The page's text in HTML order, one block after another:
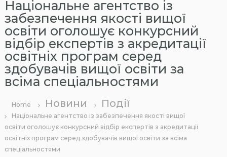
n
e
n
і
п
р
о
с
и
й
І
Національне агентство із
забезпечення якості вищої
освіти оголошує конкурсний
відбір експертів з акредитації
освітніх програм серед
здобувачів вищої освіти за
всіма спеціальностями
Home Новини Події
Національне агентство із забезпечення якості вищої
освіти оголошує конкурсний відбір експертів з акредитації
освітніх програм серед здобувачів вищої освіти за всіма
спеціальностями